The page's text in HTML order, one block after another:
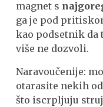
magnet s
ga je pod
kao podsetnik da
više ne dozvoli.
Naravoučenije:
otarasite nekih
što iscrpljuju